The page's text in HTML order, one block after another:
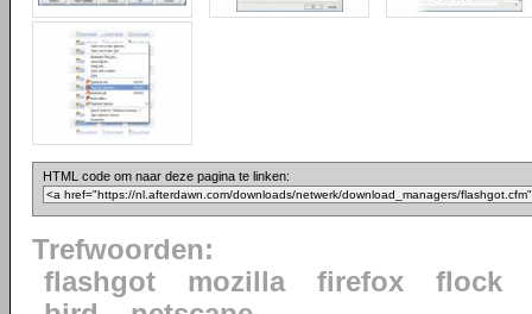
HTML code om naar deze pagina te linken:
Trefwoorden:
flashgot
mozilla firefox
flock